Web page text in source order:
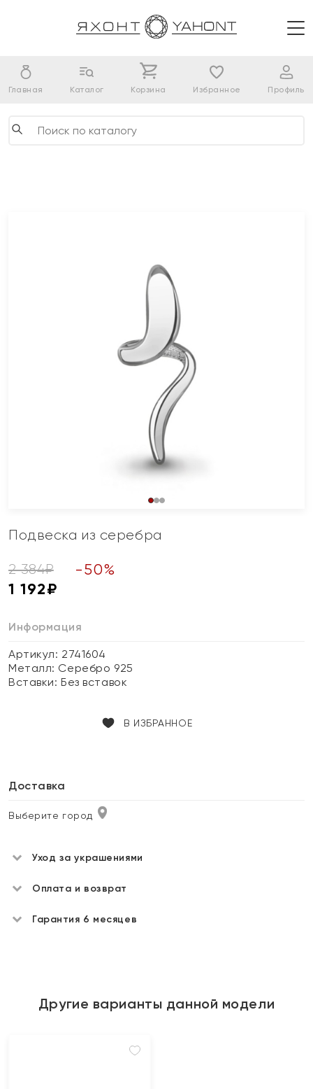
Главная Каталог Корзина Избранное Профиль
Подвеска из серебра
2 384₽ -50%
1 192₽
Информация
Артикул: 2741604
Металл: Серебро 925
Вставки:Без вставок
В ИЗБРАННОЕ
Доставка
Выберите город
Уход за украшениями
Оплата и возврат
Гарантия 6 месяцев
Другие варианты данной модели